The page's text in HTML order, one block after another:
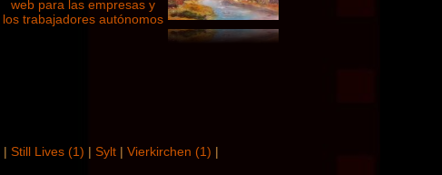
|Still Lives (1) | Sylt |Vierkirchen (1) |